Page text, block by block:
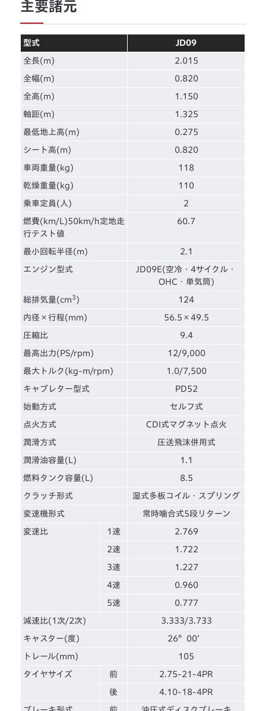
主要諸元
型式 JD09
全長(m) 2.015
全幅(m) 0.820
全高(m) 1.150
軸距(m) 1.325
最低地上高(m) 0.275
シート高(m) 0.820
車両重量(kg) 118
乾燥重量(kg) 110
乗車定員(人) 2
燃費(km/L)50km/h定地走
行テスト値
60.7
最小回転半径(m) 2.1
エンジン型式
JD09E(空冷・4サイクル・
OHC・単気筒)
総排気量(cm 3 ) 124
内径×行程(mm) 56.5×49.5
圧縮比 9.4
最高出力(PS/rpm) 12/9,000
最大トルク(kg-m/rpm) 1.0/7,500
キャブレター型式 PD52
始動方式 セルフ式
点火方式 CDI式マグネット点火
潤滑方式 圧送飛沫併用式
潤滑油容量(L) 1.1
燃料タンク容量(L) 8.5
クラッチ形式 湿式多板コイル・スプリング
変速機形式 常時噛合式5段リターン
変速比 1速 2.769
2速 1.722
3速 1.227
4速 0.960
5速 0.777
減速比(1次/2次) 3.333/3.733
キャスター(度) 26°00′
トレール(mm) 105
タイヤサイズ 前 2.75-21-4PR
後 4.10-18-4PR